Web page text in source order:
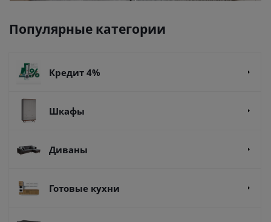
Популярные категории
Кредит 4%
Шкафы
Диваны
Готовые кухни